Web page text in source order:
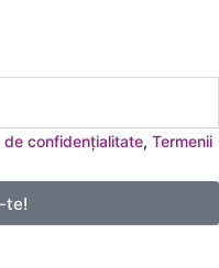
de confidențialitate, Termenii
te!